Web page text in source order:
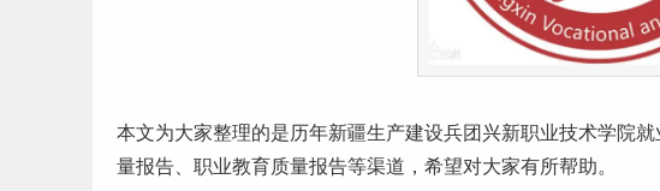
本文为大家整理的是历年新疆生产建设兵团兴新职业技术学院就
量报告、职业教育质量报告等渠道，希望对大家有所帮助。